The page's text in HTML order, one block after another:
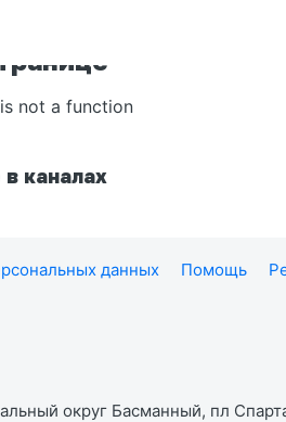
not a function
каналах
данных Помощь
округ Басманный, пл